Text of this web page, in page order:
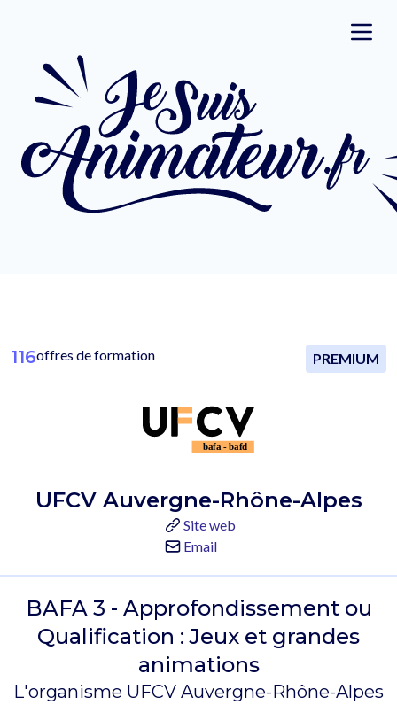
116offres de formation PREMIUM
UFCV Auvergne-Rhône-Alpes
Site web
Email
BAFA 3 - Approfondissement ou
Qualification : Jeux et grandes
animations
L'organisme UFCV Auvergne-Rhône-Alpes